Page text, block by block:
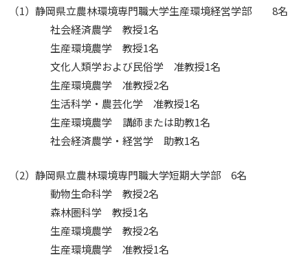
（1）静岡県立農林環境専門職大学生産環境経営学部 8名
社会経済農学 教授1名
生産環境農学 教授1名
文化人類学および民俗学 准教授1名
生産環境農学 准教授2名
生活科学・農芸化学 准教授1名
生産環境農学 講師または助教1名
社会経済農学・経営学 助教1名
（2）静岡県立農林環境専門職大学短期大学部 6名
動物生命科学 教授2名
森林圏科学 教授1名
生産環境農学 教授2名
生産環境農学 准教授1名